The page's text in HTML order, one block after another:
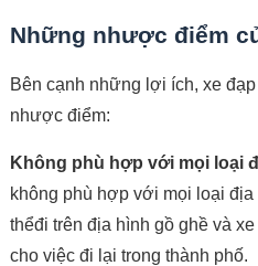
Những nhược điểm
Bên cạnh những lợi ích, xe
nhược điểm:
Không phù hợp với mọi loại
không phù hợp với mọi loại
thểđi trên địa hình gồ ghề và
cho việc đi lại trong thành phố.